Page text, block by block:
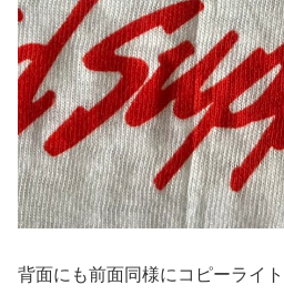
背面にも前面同様にコピーライト